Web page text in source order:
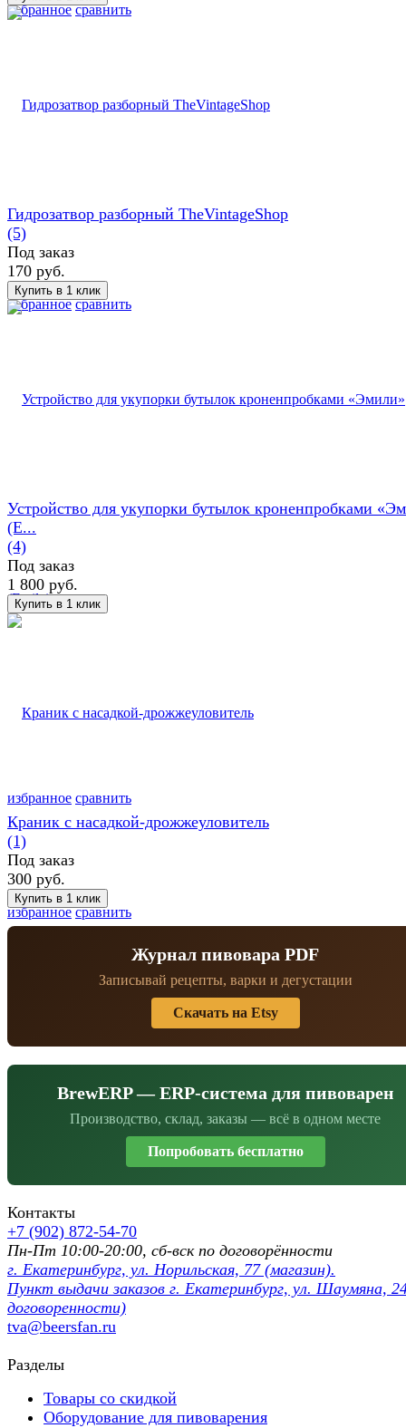
избранное сравнить
избранное сравнить
Гидрозатвор разборный TheVintageShop
(5)
Под заказ
170 руб.
избранное сравнить
Устройство для укупорки бутылок кроненпробками
(E...
(4)
Под заказ
1 800 руб.
избранное сравнить
Краник с насадкой-дрожжеуловитель
(1)
Под заказ
300 руб.
Журнал пивовара PDF
Записывай рецепты, варки и дегустации
Скачать на Etsy
BrewERP — ERP-система для пивоварен
Производство, склад, заказы — всё в одном месте
Попробовать бесплатно
Контакты
+7 (902) 872-54-70
Пн-Пт 10:00-20:00, сб-вск по договорённости
г. Екатеринбург, ул. Норильская, 77 (магазин).
Пункт выдачи заказов г. Екатеринбург, ул. Шаумяна,
договоренности)
tva@beersfan.ru
Разделы
Товары со скидкой
Оборудование для пивоварения